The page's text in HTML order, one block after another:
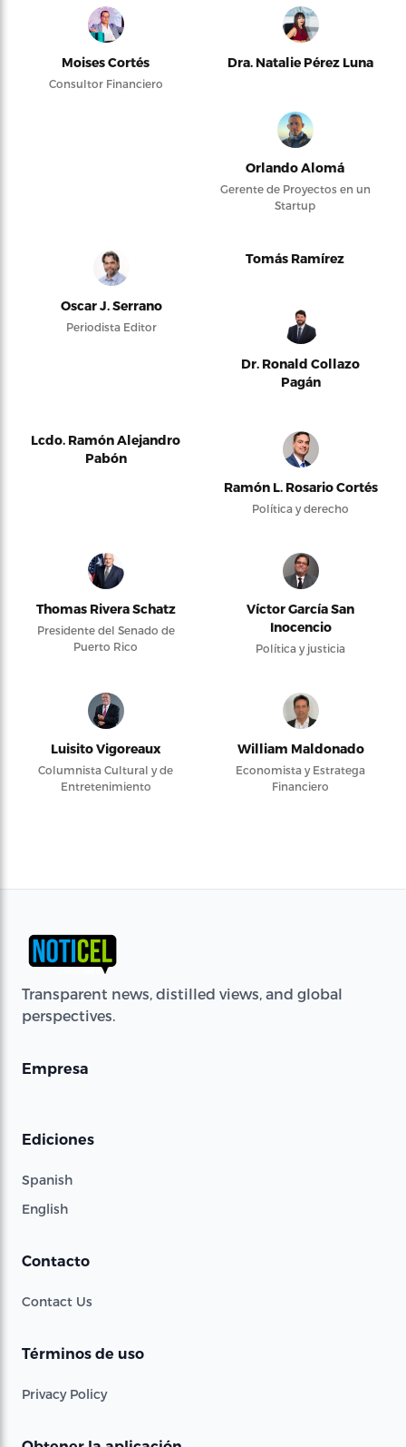
Moises Cortés
Consultor Financiero
Dra. Natalie Pérez Luna
Orlando Alomá
Gerente de Proyectos en un
Startup
Oscar J. Serrano
Periodista Editor
Tomás Ramírez
Dr. Ronald Collazo
Pagán
Lcdo. Ramón Alejandro
Pabón
Ramón L. Rosario Cortés
Política y derecho
Thomas Rivera Schatz
Presidente del Senado de
Puerto Rico
Víctor García San
Inocencio
Política y justicia
Luisito Vigoreaux
Columnista Cultural y de
Entretenimiento
William Maldonado
Economista y Estratega
Financiero
Transparent news, distilled views, and global
perspectives.
Empresa
Ediciones
Spanish
English
Contacto
Contact Us
Términos de uso
Privacy Policy